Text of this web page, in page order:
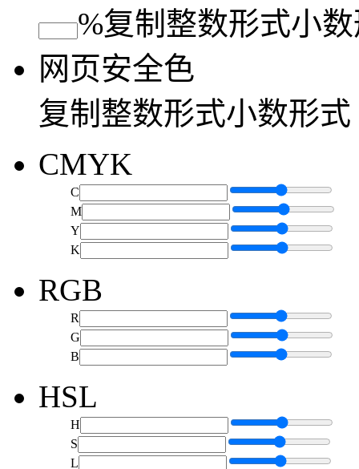
%复制 整数形式小
网页安全色
复制 整数形式小数形式
CMYK
C
M
Y
K
RGB
R
G
B
HSL
H
S
L